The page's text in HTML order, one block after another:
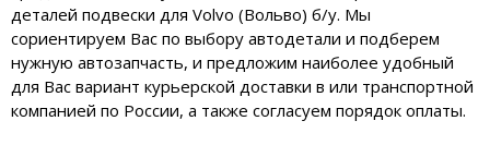
деталей подвески для Volvo (Вольво) б/у. Мы
сориентируем Вас по выбору автодетали и подберем
нужную автозапчасть, и предложим наиболее удобный
для Вас вариант курьерской доставки в или транспортной
компанией по России, а также согласуем порядок оплаты.